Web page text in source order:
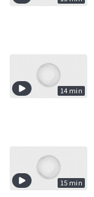
14 min
15 min